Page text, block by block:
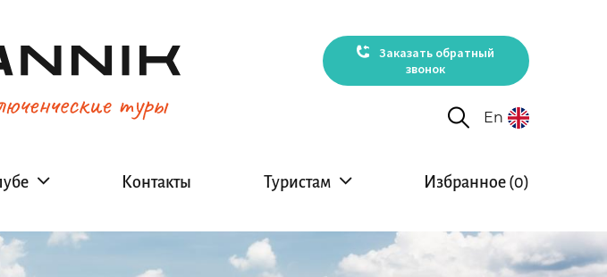
Заказать обратный
звонок
En
Контакты Туристам Избранное (0)